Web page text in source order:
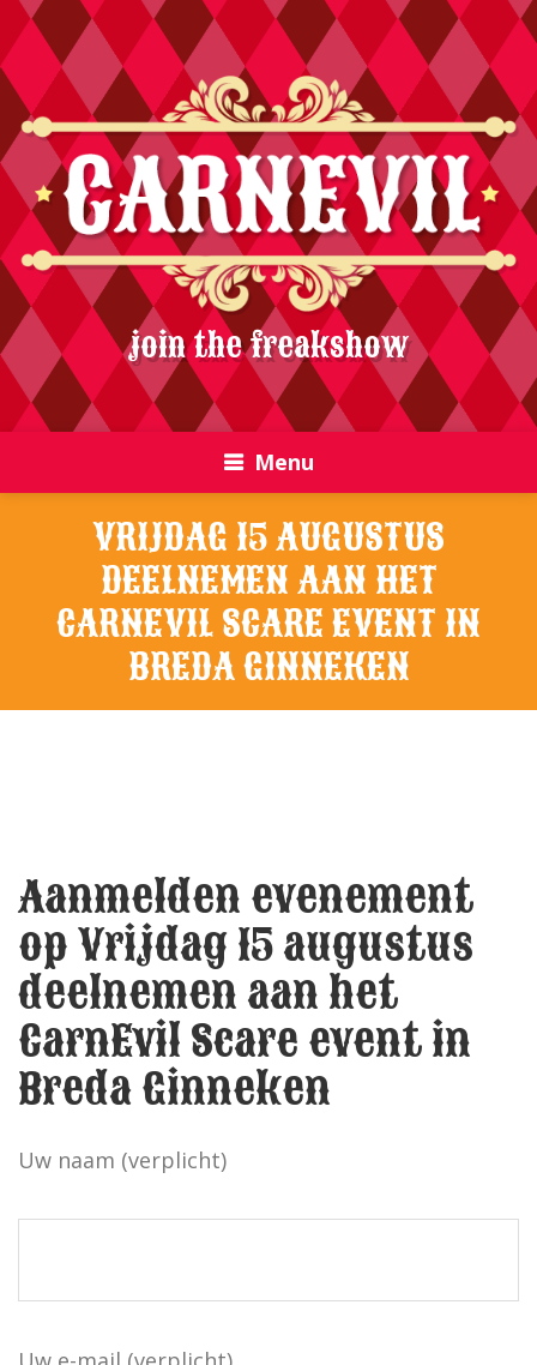
join the freakshow
Menu
VRIJDAG 15 AUGUSTUS
DEELNEMEN AAN HET
CARNEVIL SCARE EVENT IN
BREDA GINNEKEN
Aanmelden evenement
op Vrijdag 15 augustus
deelnemen aan het
CarnEvil Scare event in
Breda Ginneken
Uw naam (verplicht)